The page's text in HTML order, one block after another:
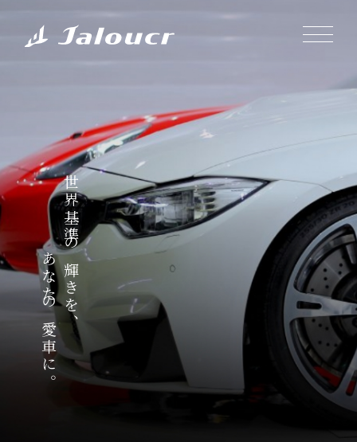
世界基準の輝きを、
あなたの愛車に。